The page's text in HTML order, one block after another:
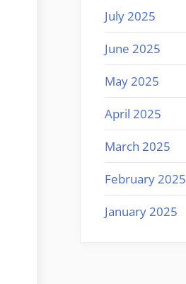
July 2025
June 2025
May 2025
April 2025
March 2025
February 2025
January 2025